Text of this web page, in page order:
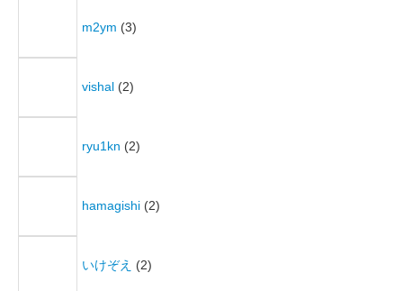
m2ym (3)
vishal (2)
ryu1kn (2)
hamagishi (2)
いけぞえ (2)